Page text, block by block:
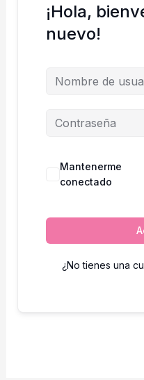
¡Hola,
nuevo!
Mantenerme
conectado
¿No tienes una